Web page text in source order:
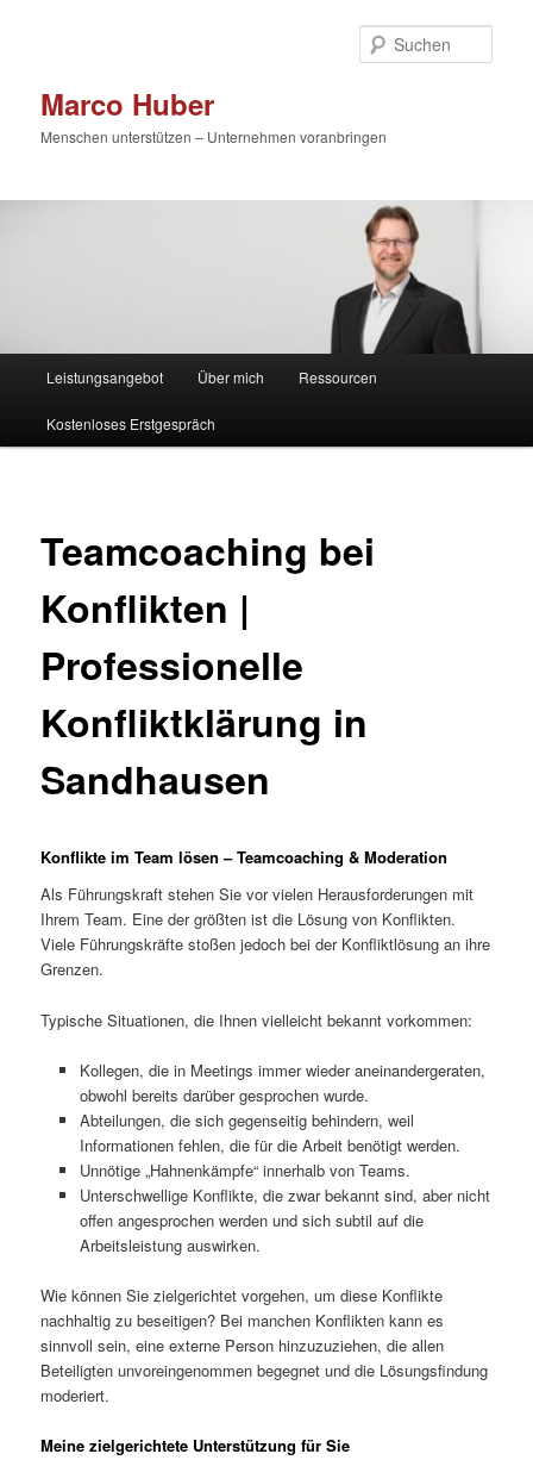
Marco Huber
Menschen unterstützen – Unternehmen voranbringen
Leistungsangebot Über mich Ressourcen
Kostenloses Erstgespräch
Teamcoaching bei
Konflikten |
Professionelle
Konfliktklärung in
Sandhausen
Konflikte im Team lösen – Teamcoaching & Moderation
Als Führungskraft stehen Sie vor vielen Herausforderungen mit
Ihrem Team. Eine der größten ist die Lösung von Konflikten.
Viele Führungskräfte stoßen jedoch bei der Konfliktlösung an ihre
Grenzen.
Typische Situationen, die Ihnen vielleicht bekannt vorkommen:
Kollegen, die in Meetings immer wieder aneinandergeraten,
obwohl bereits darüber gesprochen wurde.
Abteilungen, die sich gegenseitig behindern, weil
Informationen fehlen, die für die Arbeit benötigt werden.
Unnötige „Hahnenkämpfe“ innerhalb von Teams.
Unterschwellige Konflikte, die zwar bekannt sind, aber nicht
offen angesprochen werden und sich subtil auf die
Arbeitsleistung auswirken.
Wie können Sie zielgerichtet vorgehen, um diese Konflikte
nachhaltig zu beseitigen? Bei manchen Konflikten kann es
sinnvoll sein, eine externe Person hinzuzuziehen, die allen
Beteiligten unvoreingenommen begegnet und die Lösungsfindung
moderiert.
Meine zielgerichtete Unterstützung für Sie